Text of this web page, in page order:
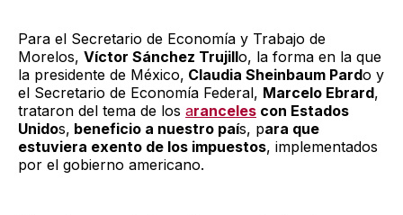
Para el Secretario de Economía y Trabajo de
Morelos, Víctor Sánchez Trujillo, la forma en la que
la presidente de México, Claudia Sheinbaum Pardo y
el Secretario de Economía Federal, Marcelo Ebrard,
trataron del tema de los aranceles con Estados
Unidos, beneficio a nuestro país, para que
estuviera exento de los impuestos, implementados
por el gobierno americano.